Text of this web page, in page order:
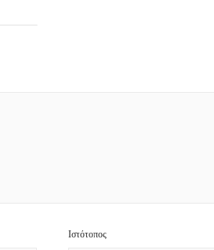
Ιστότοπος